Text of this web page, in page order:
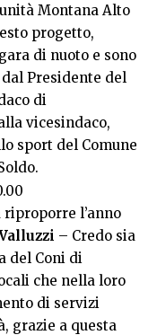
Montana Alto
progetto,
di nuoto e sono
Presidente del
di
vicesindaco,
sport del Comune
riproporre l’anno
– Credo sia
del Coni di
che nella loro
di servizi
grazie a questa